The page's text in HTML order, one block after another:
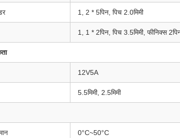
1, 2 * 5पिन, पिच 2.0मिमी
1, 1 * 2पिन, पिच 3.5मिमी, फीनिक्स
12V5A
5.5मिमी, 2.5मिमी
0°C~50°C